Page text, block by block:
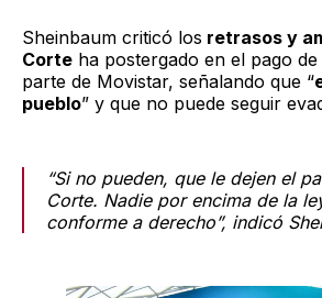
Sheinbaum criticó los retrasos y
Corte ha postergado en el pago
parte de Movistar, señalando que “
pueblo” y que no puede seguir
“Si no pueden, que le dejen el
Corte. Nadie por encima de la
conforme a derecho”, indicó